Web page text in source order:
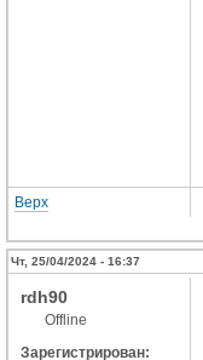
Верх
Чт, 25/04/2024 - 16:37
rdh90
Offline
Зарегистрирован: